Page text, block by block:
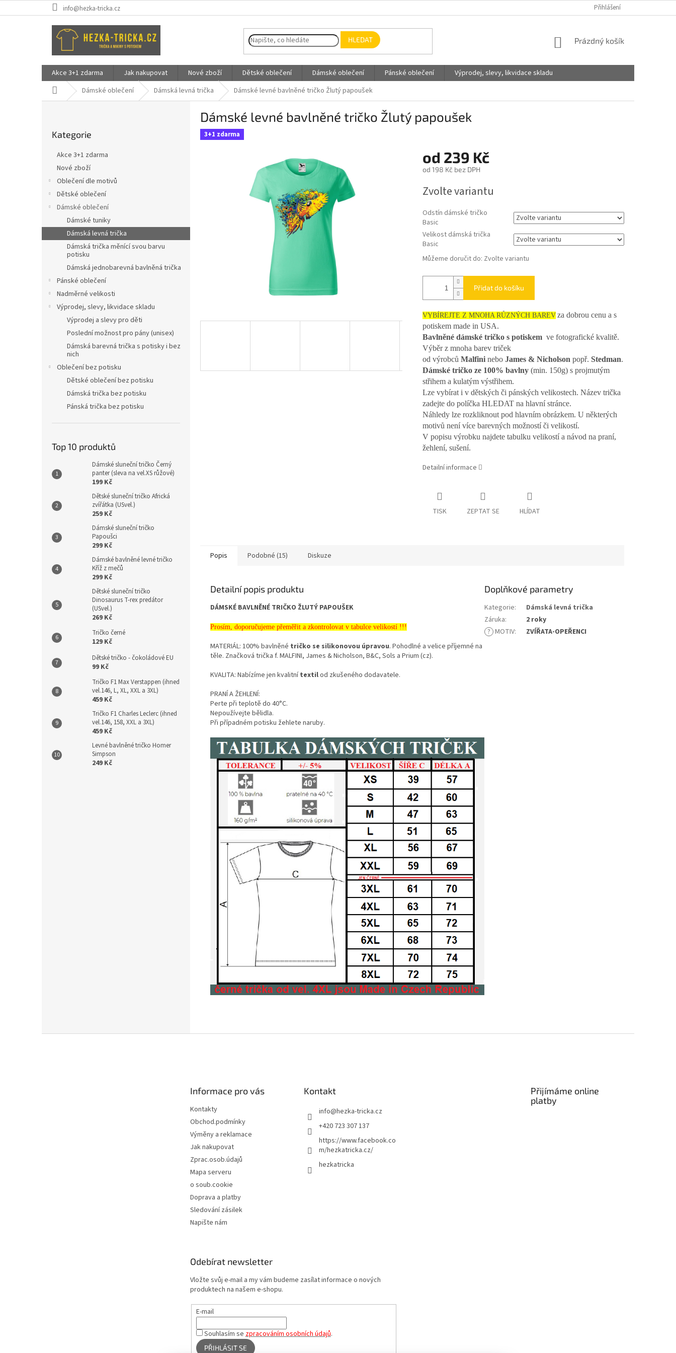
na
info@hezka-tricka.cz Přihlášení
HLEDAT
NÁKUPNÍ
Prázdný košík
Akce 3+1 zdarma Jak nakupovat Nové zboží Dětské oblečení Dámské oblečení Pánské oblečení
Výprodej, slevy, likvidace skladu
Domů Dámské oblečení Dámská levná trička Dámské levné bavlněné tričko Žlutý papoušek
n
e
kategorie
Kategorie
Akce 3+1 zdarma
Nové zboží
Oblečení dle motivů
Dětské oblečení
Dámské oblečení
Dámské tuniky
Dámská levná trička
Dámská trička měnící svou barvu
potisku
Dámská jednobarevná bavlněná trička
Pánské oblečení
Nadměrné velikosti
Výprodej, slevy, likvidace skladu
Výprodej a slevy pro děti
Poslední možnost pro pány (unisex)
Dámská barevná trička s potisky i bez
nich
Oblečení bez potisku
Dětské oblečení bez potisku
Dámská trička bez potisku
Pánská trička bez potisku
Top 10 produktů
Dámské sluneční tričko Černý
panter (sleva na vel.XS růžové)
199 Kč
Dětské sluneční tričko Africká
zvířátka (USvel.)
259 Kč
Dámské sluneční tričko
Papoušci
299 Kč
Dámské bavlněné levné tričko
Kříž z mečů
299 Kč
Dětské sluneční tričko
Dinosaurus T-rex predátor
(USvel.)
269 Kč
Tričko černé
129 Kč
Dětské tričko - čokoládové EU
99 Kč
Tričko F1 Max Verstappen (ihned
vel.146, L, XL, XXL a 3XL)
459 Kč
Tričko F1 Charles Leclerc (ihned
vel.146, 158, XXL a 3XL)
459 Kč
Levné bavlněné tričko Homer
Simpson
249 Kč
Dámské levné bavlněné tričko Žlutý papoušek
3+1 zdarma
od 239 Kč
od 198 Kčbez DPH
cena:
Zvolte variantu
Odstín dámské tričko
Basic
Velikost dámská trička
Basic
Můžeme doručit do: Zvolte variantu
Přidat do košíku
VYBÍREJTE Z MNOHA RŮZNÝCH BAREV za dobrou cenu a s
potiskem made in USA.
Bavlněné dámské tričko s potiskemve fotografické kvalitě.
Výběr z mnoha barev triček
od výrobců Malfininebo James & Nicholsonpopř. Stedman.
Dámské tričko ze 100% bavlny(min. 150g) s projmutým
střihem a kulatým výstřihem.
Lze vybírat i v dětských či pánských velikostech. Název trička
zadejte do políčka HLEDAT na hlavní stránce.
Náhledy lze rozkliknout pod hlavním obrázkem. U některých
motivů není více barevných možností či velikostí.
V popisu výrobku najdete tabulku velikostí a návod na praní,
žehlení, sušení.
Detailní informace
TISK ZEPTAT SE HLÍDAT
Popis Podobné (15) Diskuze
Detailní popis produktu
DÁMSKÉ BAVLNĚNÉ TRIČKO ŽLUTÝ PAPOUŠEK
Prosím, doporučujeme přeměřit a zkontrolovat v tabulce velikostí !!!
MATERIÁL: 100% bavlněné tričko se silikonovou úpravou. Pohodlné a velice příjemné na
těle. Značková trička f. MALFINI, James & Nicholson, B&C, Sols a Prium (cz).
KVALITA: Nabízíme jen kvalitnítextilod zkušeného dodavatele.
PRANÍ A ŽEHLENÍ:
Perte při teplotě do 40°C.
Nepoužívejte bělidla.
Při případném potisku žehlete naruby.
Doplňkové parametry
Kategorie:
Dámská levná trička
Záruka:
2 roky
? MOTIV: ZVÍŘATA-OPEŘENCI
Informace pro vás
Kontakty
Obchod.podmínky
Výměny a reklamace
Jak nakupovat
Zprac.osob.údajů
Mapa serveru
o soub.cookie
Doprava a platby
Sledování zásilek
Napište nám
Kontakt
info@hezka-tricka.cz
+420 723 307 137
https://www.facebook.co
m/hezkatricka.cz/
hezkatricka
Přijímáme online
platby
Odebírat newsletter
Vložte svůj e-mail a my vám budeme zasílat informace o nových
produktech na našem e-shopu.
E-mail
Souhlasím sezpracováním osobních údajů.
PŘIHLÁSIT SE